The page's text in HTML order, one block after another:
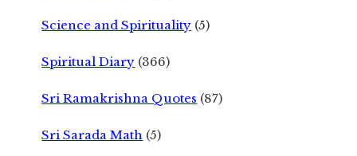
Science and Spirituality (5)
Spiritual Diary (366)
Sri Ramakrishna Quotes (87)
Sri Sarada Math (5)